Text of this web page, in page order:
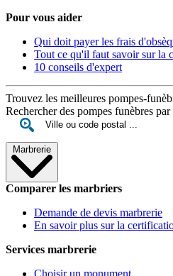
Pour vous aider
Qui doit payer les frais
Tout ce qu'il faut savoir sur la
10 conseils d'expert
Trouvez les meilleures pompes-
Rechercher des pompes funèbres
Marbrerie
Comparer les marbriers
Demande de devis marbrerie
En savoir plus sur la
Services marbrerie
Choisir un monument